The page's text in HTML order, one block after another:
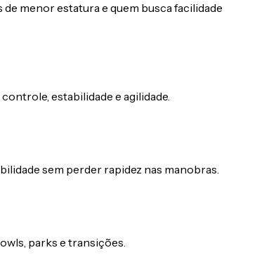
menor estatura e quem busca facilidade
estabilidade e agilidade.
sem perder rapidez nas manobras.
parks e transições.